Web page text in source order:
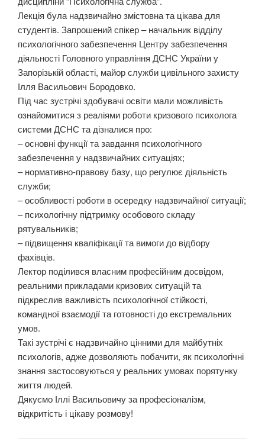
Лекція була надзвичайно змістовна та цікава для
студентів. Запрошений спікер – начальник відділу
психологічного забезпечення Центру забезпечення
діяльності Головного управління ДСНС України у
Запорізькій області, майор служби цивільного захисту
Ілля Васильович Бородовко.
Під час зустрічі здобувачі освіти мали можливість
ознайомитися з реаліями роботи кризового психолога
системи ДСНС та дізналися про:
– основні функції та завдання психологічного
забезпечення у надзвичайних ситуаціях;
– нормативно-правову базу, що регулює діяльність
служби;
– особливості роботи в осередку надзвичайної ситуації;
– психологічну підтримку особового складу
рятувальників;
– підвищення кваліфікації та вимоги до відбору
фахівців.
Лектор поділився власним професійним досвідом,
реальними прикладами кризових ситуацій та
підкреслив важливість психологічної стійкості,
командної взаємодії та готовності до екстремальних
умов.
Такі зустрічі є надзвичайно цінними для майбутніх
психологів, адже дозволяють побачити, як психологічні
знання застосовуються у реальних умовах порятунку
життя людей.
Дякуємо Іллі Васильовичу за професіоналізм,
відкритість і цікаву розмову!